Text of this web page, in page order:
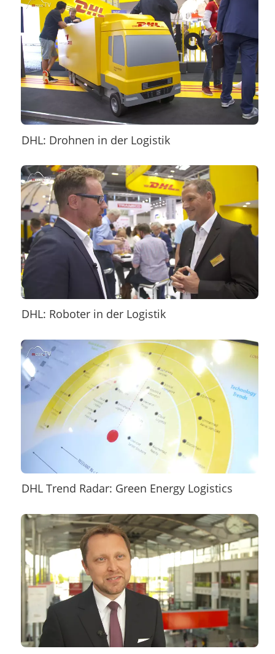
DHL: Drohnen in der Logistik
DHL: Roboter in der Logistik
DHL Trend Radar: Green Energy Logistics